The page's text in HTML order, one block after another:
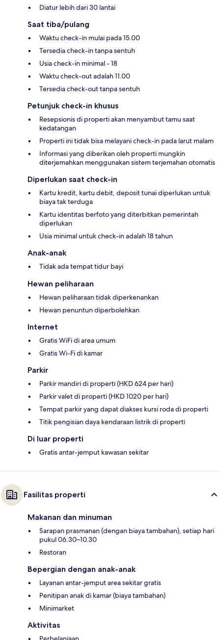
Diatur lebih dari 30 lantai
Saat tiba/pulang
Waktu check-in mulai pada 15.00
Tersedia check-in tanpa sentuh
Usia check-in minimal - 18
Waktu check-out adalah 11.00
Tersedia check-out tanpa sentuh
Petunjuk check-in khusus
Resepsionis di properti akan menyambut tamu saat
kedatangan
Properti ini tidak bisa melayani check-in pada larut malam
Informasi yang diberikan oleh properti mungkin
diterjemahkan menggunakan sistem terjemahan otomatis
Diperlukan saat check-in
Kartu kredit, kartu debit, deposit tunai diperlukan untuk
biaya tak terduga
Kartu identitas berfoto yang diterbitkan pemerintah
diperlukan
Usia minimal untuk check-in adalah 18 tahun
Anak-anak
Tidak ada tempat tidur bayi
Hewan peliharaan
Hewan peliharaan tidak diperkenankan
Hewan penuntun diperbolehkan
Internet
Gratis WiFi di area umum
Gratis Wi-Fi di kamar
Parkir
Parkir mandiri di properti (HKD 624 per hari)
Parkir valet di properti (HKD 1020 per hari)
Tempat parkir yang dapat diakses kursi roda di properti
Titik pengisian daya kendaraan listrik di properti
Di luar properti
Gratis antar-jemput kawasan sekitar
Fasilitas properti
Makanan dan minuman
Sarapan prasmanan (dengan biaya tambahan), setiap hari
pukul 06.30–10.30
Restoran
Bepergian dengan anak-anak
Layanan antar-jemput area sekitar gratis
Penitipan anak di kamar (biaya tambahan)
Minimarket
Aktivitas